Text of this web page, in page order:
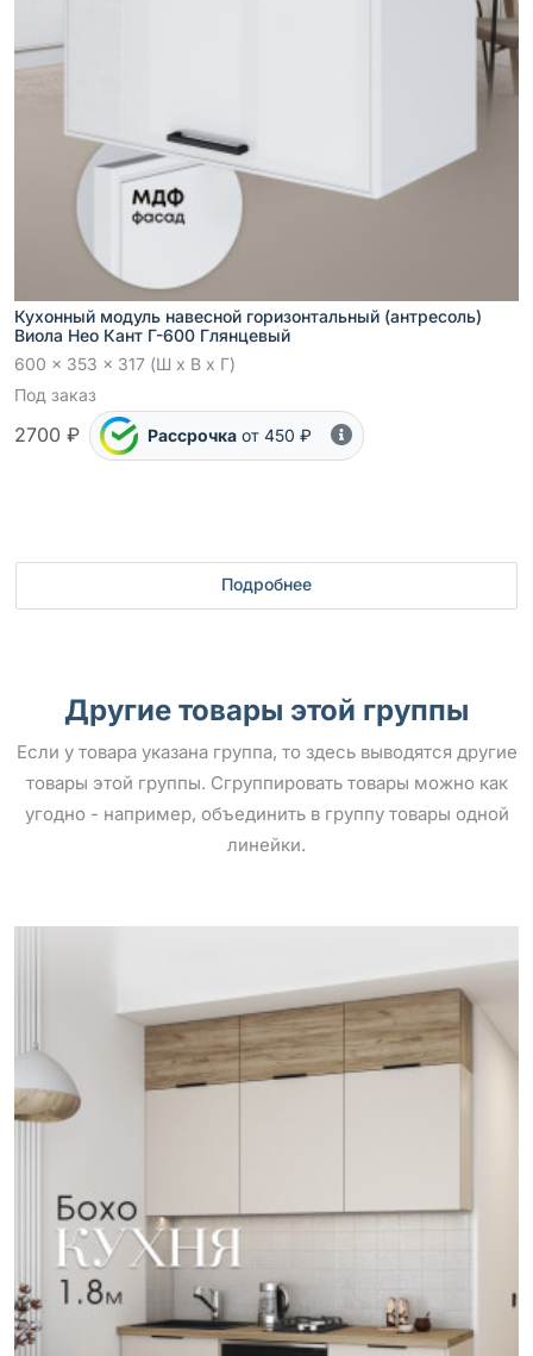
Кухонный модуль навесной горизонтальный (антресоль)
Виола Нео Кант Г-600 Глянцевый
600 x 353 x 317 (Ш x В x Г)
Под заказ
2700 ₽ Рассрочка от 450 ₽
Подробнее
Другие товары этой группы
Если у товара указана группа, то здесь выводятся другие
товары этой группы. Сгруппировать товары можно как
угодно - например, объединить в группу товары одной
линейки.